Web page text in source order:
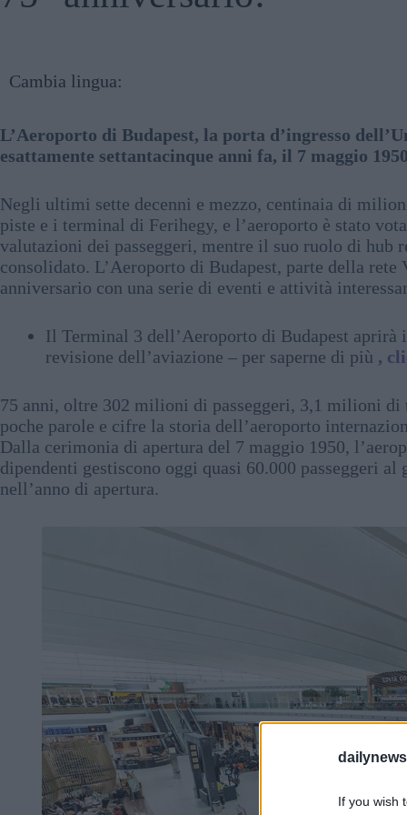
If you wish
Cambia lingua:
L’Aeroporto di Budapest, la porta d’ingresso
esattamente settantacinque anni fa, il 7 maggio
Negli ultimi sette decenni e mezzo, centinaia di
piste e i terminal di Ferihegy, e l’aeroporto è stato
valutazioni dei passeggeri, mentre il suo ruolo di hub
consolidato. L’Aeroporto di Budapest, parte della
anniversario con una serie di eventi e attività
Il Terminal 3 dell’Aeroporto di Budapest aprirà
revisione dell’aviazione – per saperne di più ,
75 anni, oltre 302 milioni di passeggeri, 3,1 milioni
poche parole e cifre la storia dell’aeroporto
Dalla cerimonia di apertura del 7 maggio 1950,
dipendenti gestiscono oggi quasi 60.000 passeggeri
nell’anno di apertura.